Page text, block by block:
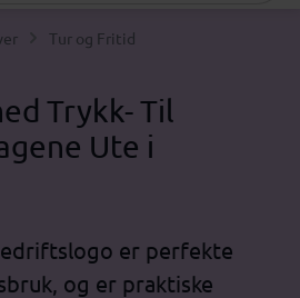
Tur og Fritid
Trykk- Til
Ute i
er perfekte
og er praktiske